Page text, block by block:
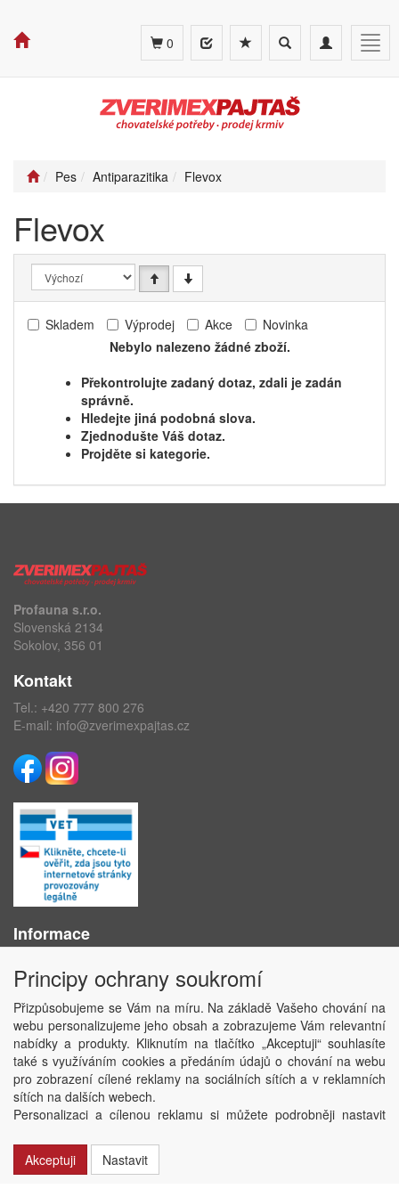
Toggle
navigation
Toggle
search
0
Pes Antiparazitika Flevox
Flevox
Skladem Výprodej Akce
Novinka
Nebylo nalezeno žádné zboží.
Překontrolujte zadaný dotaz, zdali je zadán
správně.
Hledejte jiná podobná slova.
Zjednodušte Váš dotaz.
Projděte si kategorie.
Profauna s.r.o.
Slovenská 2134
Sokolov, 356 01
Kontakt
Tel.: +420 777 800 276
E-mail: info@zverimexpajtas.cz
Informace
Obchodní podmínky
Ochrana osobních údajů
Kontakt
Losování účtenek
Aktuality
Nastavení soukromí
Copyright © ABRA Software a.s. 2020
Principy ochrany soukromí
Přizpůsobujeme se Vám na míru. Na základě Vašeho chování na
webu personalizujeme jeho obsah a zobrazujeme Vám relevantní
nabídky a produkty. Kliknutím na tlačítko „Akceptuji“ souhlasíte
také s využíváním cookies a předáním údajů o chování na webu
pro zobrazení cílené reklamy na sociálních sítích a v reklamních
sítích na dalších webech.
Personalizaci a cílenou reklamu si můžete podrobněji nastavit
Akceptuji
Nastavit